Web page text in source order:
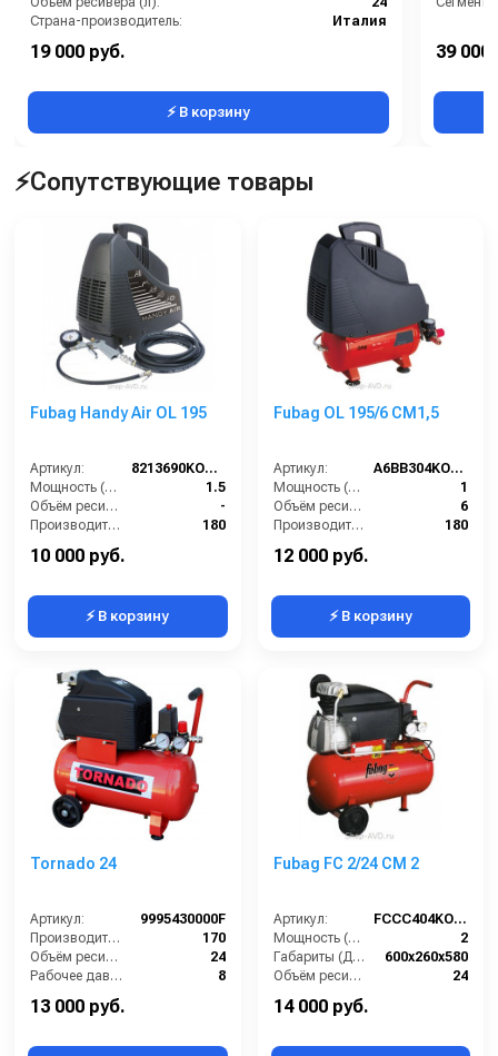
Страна-производитель:
Италия
Рабочее давление (бар):
Мощность (кВт):
19 000 руб.
⚡ В корзину
39 000
⚡Сопутствующие товары
Fubag Handy Air OL 195
Артикул:
8213690KOA607
Мощность (л/с):
1.5
Объём ресивера (л):
-
Производительность на выходе (л/мин):
180
Рабочее давление (PSI):
10 000 руб.
⚡ В корзину
Fubag OL 195/6 CM1,5
Артикул:
A6BB304KOA600 (A6BB304KOA544)
Мощность (л/с):
1
Объём ресивера (л):
6
Производительность на выходе (л/мин):
180
Рабочее давление (PSI):
12 000 руб.
⚡ В корзину
Tornаdo 24
Артикул:
9995430000F
Производительность (л/мин):
170
Объём ресивера (л):
24
Рабочее давление (бар):
8
13 000 руб.
Fubag FC 2/24 CM 2
Артикул:
FCCC404KOA617
Мощность (л/с):
2
Габариты (ДхШхВ):
600х260х580
Объём ресивера (л):
24
14 000 руб.